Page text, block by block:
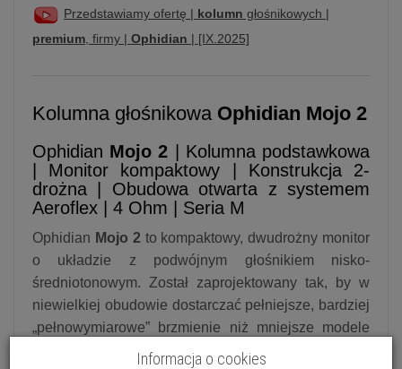
Przedstawiamy ofertę | kolumn głośnikowych |
premium , firmy | Ophidian | [IX.2025]
Kolumna głośnikowa Ophidian Mojo 2
Ophidian Mojo 2 | Kolumna podstawkowa
| Monitor kompaktowy | Konstrukcja 2-
drożna | Obudowa otwarta z systemem
Aeroflex | 4 Ohm | Seria M
Ophidian Mojo 2 to kompaktowy, dwudrożny monitor
o układzie z podwójnym głośnikiem nisko-
średniotonowym. Został zaprojektowany tak, by w
niewielkiej obudowie dostarczać pełniejsze, bardziej
„pełnowymiarowe” brzmienie niż mniejsze modele
producenta. Model wyróżnia się autorskim systemem
Informacja o cookies